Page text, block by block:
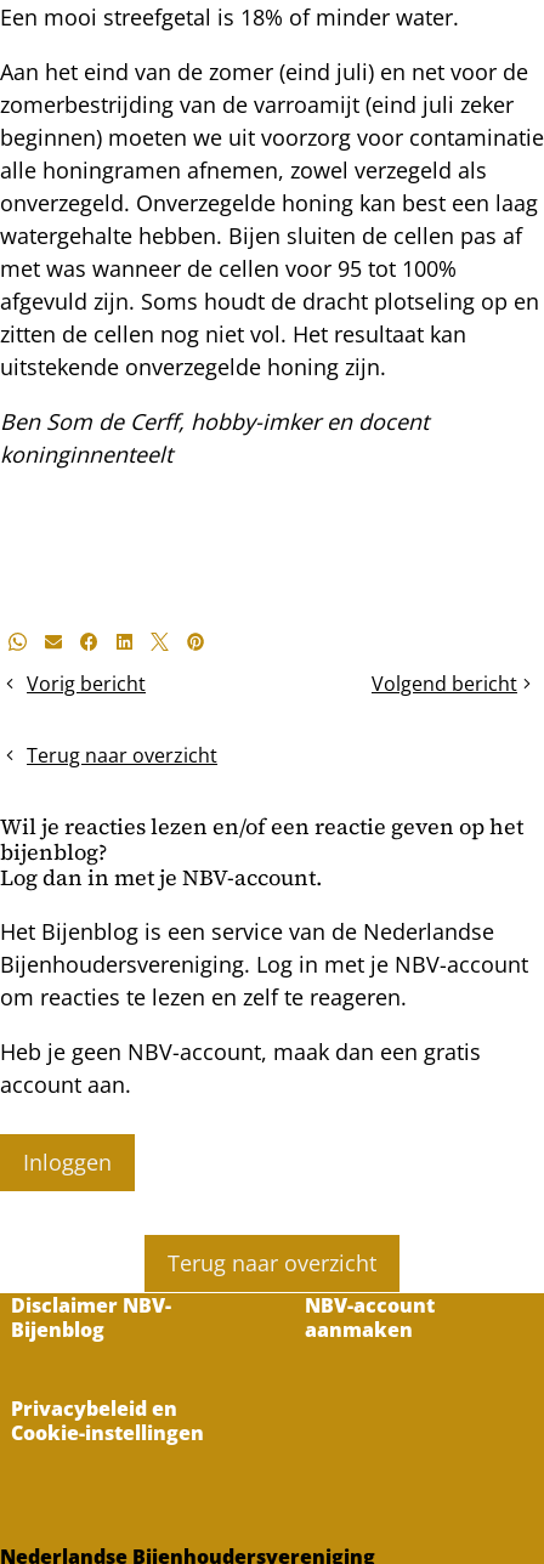
Een mooi streefgetal is 18% of minder water.
Aan het eind van de zomer (eind juli) en net voor de
zomerbestrijding van de varroamijt (eind juli zeker
beginnen) moeten we uit voorzorg voor contaminatie
alle honingramen afnemen, zowel verzegeld als
onverzegeld. Onverzegelde honing kan best een laag
watergehalte hebben. Bijen sluiten de cellen pas af
met was wanneer de cellen voor 95 tot 100%
afgevuld zijn. Soms houdt de dracht plotseling op en
zitten de cellen nog niet vol. Het resultaat kan
uitstekende onverzegelde honing zijn.
Ben Som de Cerff, hobby-imker en docent
koninginnenteelt
Deel
bericht
Whatsapp
E-mailFacebook
LinkedIn
X Pinterest
Vorig bericht
Washboarden,
of
Volgend bericht
Biodiversiteit
Terug naar overzicht
Wil je reacties lezen en/of een reactie geven op het
bijenblog?
Log dan in met je NBV-account.
Het Bijenblog is een service van de Nederlandse
Bijenhoudersvereniging. Log in met je NBV-account
om reacties te lezen en zelf te reageren.
Heb je geen NBV-account, maak dan een gratis
account aan.
Inloggen
Terug naar overzicht
Disclaimer NBV-
Bijenblog
NBV-account
aanmaken
Privacybeleid en
Cookie-instellingen
Nederlandse Bijenhoudersvereniging